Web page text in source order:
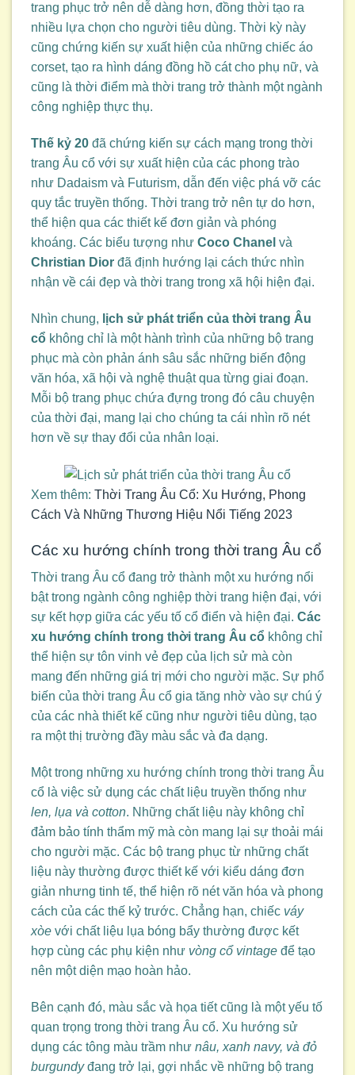
trang phục trở nên dễ dàng hơn, đồng thời tạo ra
nhiều lựa chọn cho người tiêu dùng. Thời kỳ này
cũng chứng kiến sự xuất hiện của những chiếc áo
corset, tạo ra hình dáng đồng hồ cát cho phụ nữ, và
cũng là thời điểm mà thời trang trở thành một ngành
công nghiệp thực thụ.
Thế kỷ 20 đã chứng kiến sự cách mạng trong thời
trang Âu cổ với sự xuất hiện của các phong trào
như Dadaism và Futurism, dẫn đến việc phá vỡ các
quy tắc truyền thống. Thời trang trở nên tự do hơn,
thể hiện qua các thiết kế đơn giản và phóng
khoáng. Các biểu tượng như Coco Chanel và
Christian Dior đã định hướng lại cách thức nhìn
nhận về cái đẹp và thời trang trong xã hội hiện đại.
Nhìn chung, lịch sử phát triển của thời trang Âu
cổ không chỉ là một hành trình của những bộ trang
phục mà còn phản ánh sâu sắc những biến động
văn hóa, xã hội và nghệ thuật qua từng giai đoạn.
Mỗi bộ trang phục chứa đựng trong đó câu chuyện
của thời đại, mang lại cho chúng ta cái nhìn rõ nét
hơn về sự thay đổi của nhân loại.
Xem thêm: Thời Trang Âu Cổ: Xu Hướng, Phong
Cách Và Những Thương Hiệu Nổi Tiếng 2023
Các xu hướng chính trong thời trang Âu cổ
Thời trang Âu cổ đang trở thành một xu hướng nổi
bật trong ngành công nghiệp thời trang hiện đại, với
sự kết hợp giữa các yếu tố cổ điển và hiện đại. Các
xu hướng chính trong thời trang Âu cổ không chỉ
thể hiện sự tôn vinh vẻ đẹp của lịch sử mà còn
mang đến những giá trị mới cho người mặc. Sự phổ
biến của thời trang Âu cổ gia tăng nhờ vào sự chú ý
của các nhà thiết kế cũng như người tiêu dùng, tạo
ra một thị trường đầy màu sắc và đa dạng.
Một trong những xu hướng chính trong thời trang Âu
cổ là việc sử dụng các chất liệu truyền thống như
len, lụa và cotton. Những chất liệu này không chỉ
đảm bảo tính thẩm mỹ mà còn mang lại sự thoải mái
cho người mặc. Các bộ trang phục từ những chất
liệu này thường được thiết kế với kiểu dáng đơn
giản nhưng tinh tế, thể hiện rõ nét văn hóa và phong
cách của các thế kỷ trước. Chẳng hạn, chiếc váy
xòe với chất liệu lụa bóng bẩy thường được kết
hợp cùng các phụ kiện như vòng cổ vintage để tạo
nên một diện mạo hoàn hảo.
Bên cạnh đó, màu sắc và họa tiết cũng là một yếu tố
quan trọng trong thời trang Âu cổ. Xu hướng sử
dụng các tông màu trầm như nâu, xanh navy, và đỏ
burgundyđang trở lại, gợi nhắc về những bộ trang